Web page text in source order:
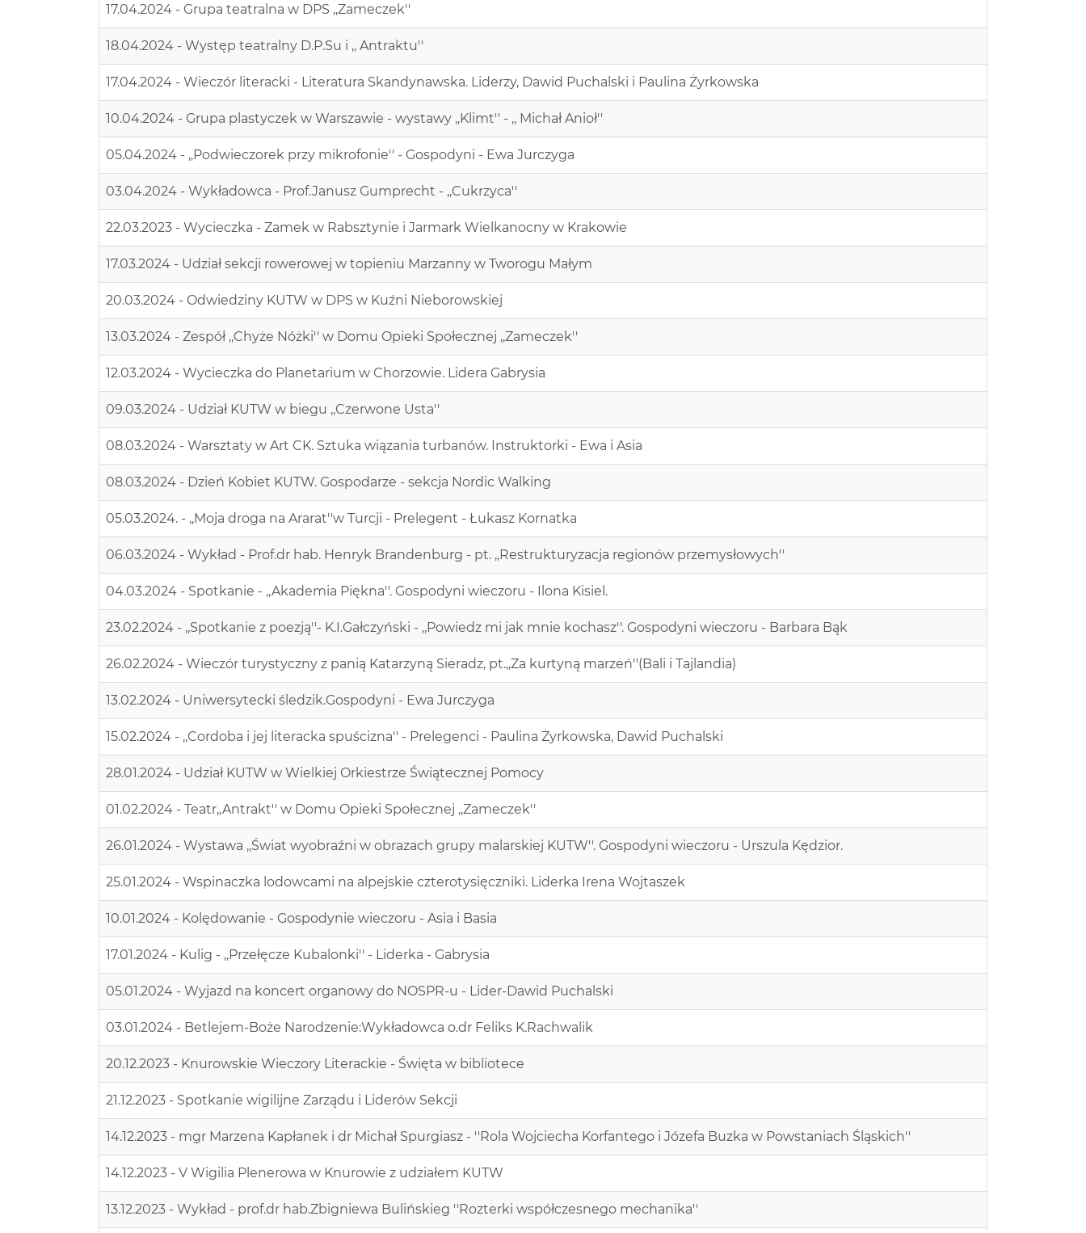
17.04.2024 - Grupa teatralna w DPS ,,Zameczek''
18.04.2024 - Występ teatralny D.P.Su i ,, Antraktu''
17.04.2024 - Wieczór literacki - Literatura Skandynawska. Liderzy, Dawid Puchalski i Paulina Żyrkowska
10.04.2024 - Grupa plastyczek w Warszawie - wystawy ,,Klimt'' - ,, Michał Anioł''
05.04.2024 - ,,Podwieczorek przy mikrofonie'' - Gospodyni - Ewa Jurczyga
03.04.2024 - Wykładowca - Prof.Janusz Gumprecht - ,,Cukrzyca''
22.03.2023 - Wycieczka - Zamek w Rabsztynie i Jarmark Wielkanocny w Krakowie
17.03.2024 - Udział sekcji rowerowej w topieniu Marzanny w Tworogu Małym
20.03.2024 - Odwiedziny KUTW w DPS w Kuźni Nieborowskiej
13.03.2024 - Zespół ,,Chyże Nóżki'' w Domu Opieki Społecznej ,,Zameczek''
12.03.2024 - Wycieczka do Planetarium w Chorzowie. Lidera Gabrysia
09.03.2024 - Udział KUTW w biegu ,,Czerwone Usta''
08.03.2024 - Warsztaty w Art CK. Sztuka wiązania turbanów. Instruktorki - Ewa i Asia
08.03.2024 - Dzień Kobiet KUTW. Gospodarze - sekcja Nordic Walking
05.03.2024. - ,,Moja droga na Ararat''w Turcji - Prelegent - Łukasz Kornatka
06.03.2024 - Wykład - Prof.dr hab. Henryk Brandenburg - pt. ,,Restrukturyzacja regionów przemysłowych''
04.03.2024 - Spotkanie - ,,Akademia Piękna''. Gospodyni wieczoru - Ilona Kisiel.
23.02.2024 - ,,Spotkanie z poezją''- K.I.Gałczyński - ,,Powiedz mi jak mnie kochasz''. Gospodyni wieczoru - Barbara Bąk
26.02.2024 - Wieczór turystyczny z panią Katarzyną Sieradz, pt.,,Za kurtyną marzeń''(Bali i Tajlandia)
13.02.2024 - Uniwersytecki śledzik.Gospodyni - Ewa Jurczyga
15.02.2024 - ,,Cordoba i jej literacka spuścizna'' - Prelegenci - Paulina Żyrkowska, Dawid Puchalski
28.01.2024 - Udział KUTW w Wielkiej Orkiestrze Świątecznej Pomocy
01.02.2024 - Teatr,,Antrakt'' w Domu Opieki Społecznej ,,Zameczek''
26.01.2024 - Wystawa ,,Świat wyobraźni w obrazach grupy malarskiej KUTW''. Gospodyni wieczoru - Urszula Kędzior.
25.01.2024 - Wspinaczka lodowcami na alpejskie czterotysięczniki. Liderka Irena Wojtaszek
10.01.2024 - Kolędowanie - Gospodynie wieczoru - Asia i Basia
17.01.2024 - Kulig - ,,Przełęcze Kubalonki'' - Liderka - Gabrysia
05.01.2024 - Wyjazd na koncert organowy do NOSPR-u - Lider-Dawid Puchalski
03.01.2024 - Betlejem-Boże Narodzenie:Wykładowca o.dr Feliks K.Rachwalik
20.12.2023 - Knurowskie Wieczory Literackie - Święta w bibliotece
21.12.2023 - Spotkanie wigilijne Zarządu i Liderów Sekcji
14.12.2023 - mgr Marzena Kapłanek i dr Michał Spurgiasz - ''Rola Wojciecha Korfantego i Józefa Buzka w Powstaniach Śląskich''
14.12.2023 - V Wigilia Plenerowa w Knurowie z udziałem KUTW
13.12.2023 - Wykład - prof.dr hab.Zbigniewa Bulińskieg ''Rozterki współczesnego mechanika''